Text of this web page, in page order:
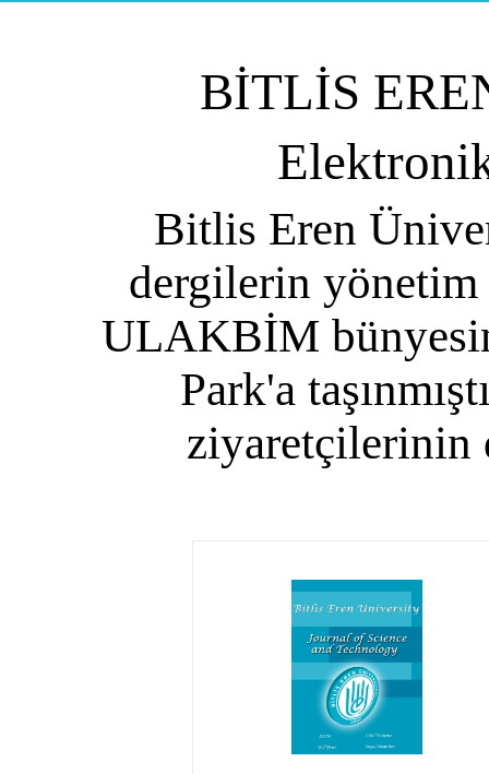
BİTLİS
Bitlis Eren
dergilerin yönetim
ULAKBİM
Park'a
ziyaretçilerinin